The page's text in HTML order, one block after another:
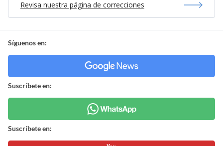
Revisa nuestra página de correcciones
Síguenos en:
Suscríbete en:
Suscríbete en: